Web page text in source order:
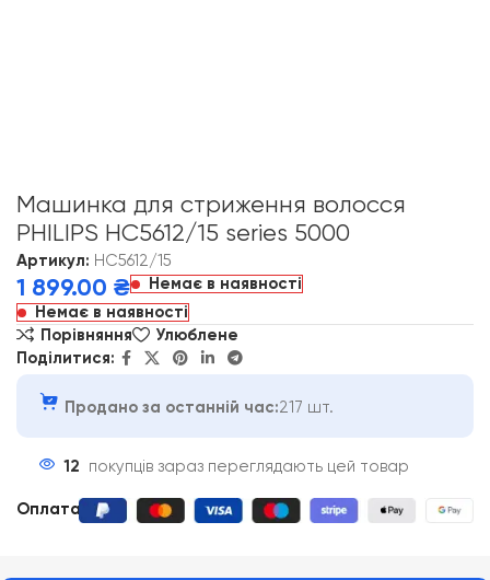
Машинка для стриження волосся
PHILIPS HC5612/15 series 5000
Артикул: HC5612/15
1 899.00 ₴
Немає в наявності
Немає в наявності
Порівняння
Улюблене
Поділитися:
Продано за останній час:217 шт.
12 покупців зараз переглядають цей товар
Оплата